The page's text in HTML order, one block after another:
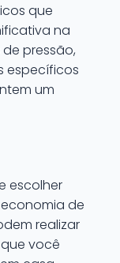
que
na
pressão,
específicos
um
escolher
de
realizar
você